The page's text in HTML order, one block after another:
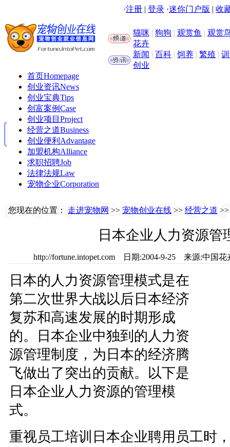
·注册 | 登录 ·迷你门户版 | 收
猫咪 | 狗狗 | 观赏鱼 | 观赏
花卉
新闻 | 百科 | 饲养 | 繁殖 |
创业
首页Homepage
创业资讯News
创业宝典Tips
创富案例Case
创业项目 Project
经营之道Business
创业便利 Advantage
加盟机构Alliance
求职招聘Job
法律法规Law
宠物企业Corporation
您现在的位置： 走进宠物网 >> 宠物创业在线 >> 经营之道
日本企业人力资源管
http://fortune.intopet.com 日期:2004-9-25 来源:中
日本的人力资源管理模式是在
第二次世界大战以后日本经济
复苏和高速发展的时期形成
的。日本企业中独到的人力资
源管理制度，为日本的经济腾
飞做出了突出的贡献。以下是
日本企业人力资源的管理模
式。
重视员工培训日本企业聘用员工时